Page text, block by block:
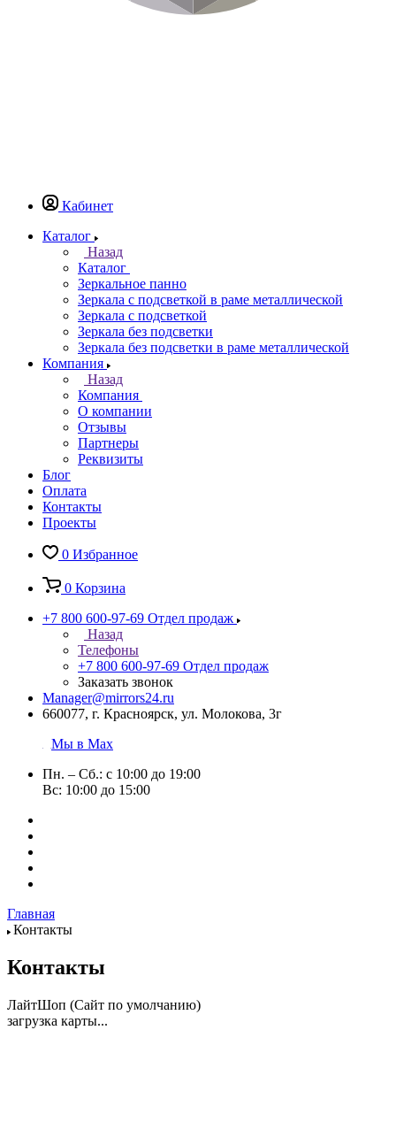
Кабинет
Каталог
Назад
Каталог
Зеркальное панно
Зеркала с подсветкой в раме металлической
Зеркала с подсветкой
Зеркала без подсветки
Зеркала без подсветки в раме металлической
Компания
Назад
Компания
О компании
Отзывы
Партнеры
Реквизиты
Блог
Оплата
Контакты
Проекты
0 Избранное
0 Корзина
+7 800 600-97-69 Отдел продаж
Назад
Телефоны
+7 800 600-97-69 Отдел продаж
Заказать звонок
Manager@mirrors24.ru
660077, г. Красноярск, ул. Молокова, 3г
Мы в Max
Пн. – Сб.: с 10:00 до 19:00
Вс: 10:00 до 15:00
Главная
Контакты
Контакты
ЛайтШоп (Сайт по умолчанию)
загрузка карты...